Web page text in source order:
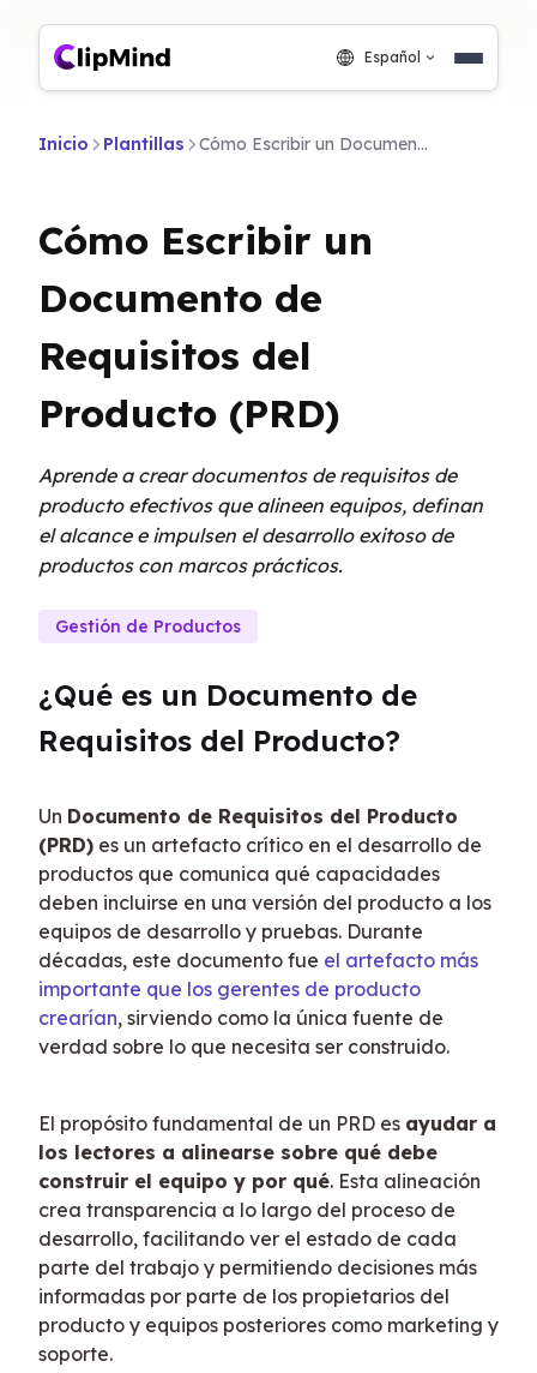
Español
Inicio Plantillas Cómo Escribir un Documento de Requisitos del Producto (PRD)
Cómo Escribir un
Documento de
Requisitos del
Producto (PRD)
Aprende a crear documentos de requisitos de
producto efectivos que alineen equipos, definan
el alcance e impulsen el desarrollo exitoso de
productos con marcos prácticos.
Gestión de Productos
¿Qué es un Documento de
Requisitos del Producto?
Un Documento de Requisitos del Producto
(PRD) es un artefacto crítico en el desarrollo de
productos que comunica qué capacidades
deben incluirse en una versión del producto a los
equipos de desarrollo y pruebas. Durante
décadas, este documento fue el artefacto más
importante que los gerentes de producto
crearían, sirviendo como la única fuente de
verdad sobre lo que necesita ser construido.
El propósito fundamental de un PRD es ayudar a
los lectores a alinearse sobre qué debe
construir el equipo y por qué. Esta alineación
crea transparencia a lo largo del proceso de
desarrollo, facilitando ver el estado de cada
parte del trabajo y permitiendo decisiones más
informadas por parte de los propietarios del
producto y equipos posteriores como marketing y
soporte.